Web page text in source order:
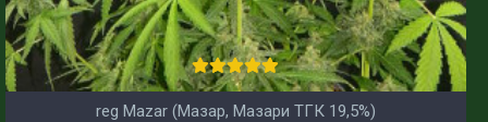
reg Mazar (Мазар, Мазари ТГК 19,5%)